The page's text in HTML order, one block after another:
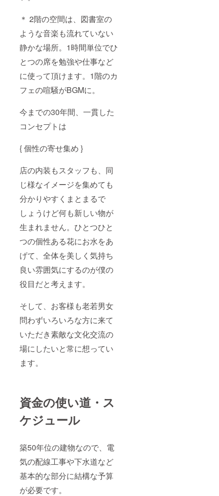
＊ 2階の空間は、図書室の
ような音楽も流れていない
静かな場所。1時間単位でひ
とつの席を勉強や仕事など
に使って頂けます。1階のカ
フェの喧騒がBGMに。
今までの30年間、一貫した
コンセプトは
{ 個性の寄せ集め }
店の内装もスタッフも、同
じ様なイメージを集めても
分かりやすくまとまるで
しょうけど何も新しい物が
生まれません。ひとつひと
つの個性ある花にお水をあ
げて、全体を美しく気持ち
良い雰囲気にするのが僕の
役目だと考えます。
そして、お客様も老若男女
問わずいろいろな方に来て
いただき素敵な文化交流の
場にしたいと常に想ってい
ます。
資金の使い道・ス
ケジュール
築50年位の建物なので、電
気の配線工事や下水道など
基本的な部分に結構な予算
が必要です。